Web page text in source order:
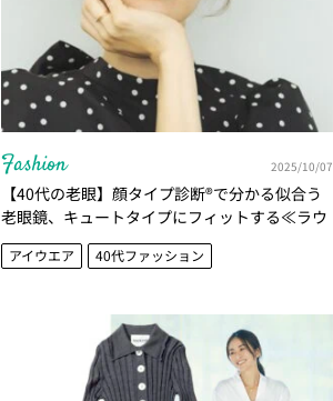
Fashion 2025/10/07
【40代の老眼】顔タイプ診断®で分かる似合う
老眼鏡、キュートタイプにフィットする≪ラウ
ンドフレーム6選≫｜診断つき♡
アイウエア 40代ファッション